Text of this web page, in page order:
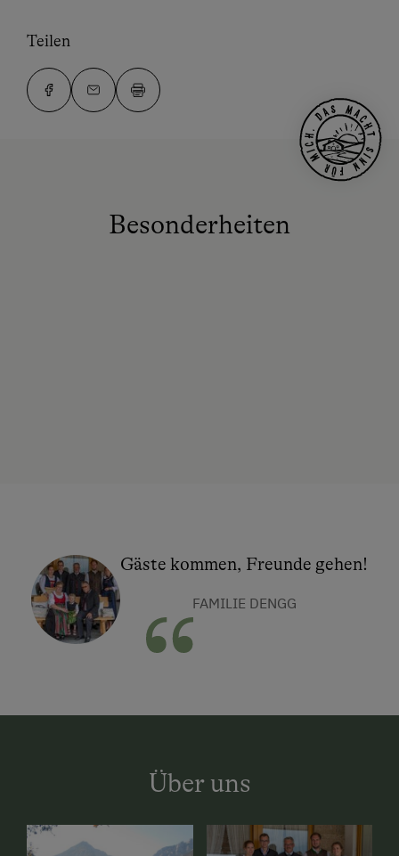
Teilen
Besonderheiten
Gäste kommen, Freunde gehen!
FAMILIE DENGG
Über uns